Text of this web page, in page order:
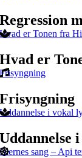
Regression
Hvad er
Hvad er Tonen fra
Frisyngning
Frisyngning
Uddannelse
Uddannelse i vokal
Biernes sang – Api